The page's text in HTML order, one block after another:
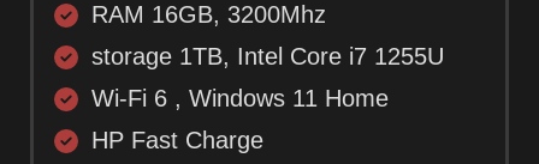
RAM 16GB, 3200Mhz
storage 1TB, Intel Core i7 1255U
Wi-Fi 6 , Windows 11 Home
HP Fast Charge